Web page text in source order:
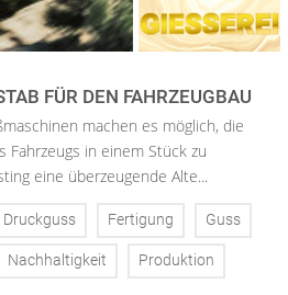
FÜR DEN FAHRZEUGBAU
machen es möglich, die
Fahrzeugs in einem Stück zu
eine überzeugende Alte...
Druckguss Fertigung Guss
Nachhaltigkeit Produktion